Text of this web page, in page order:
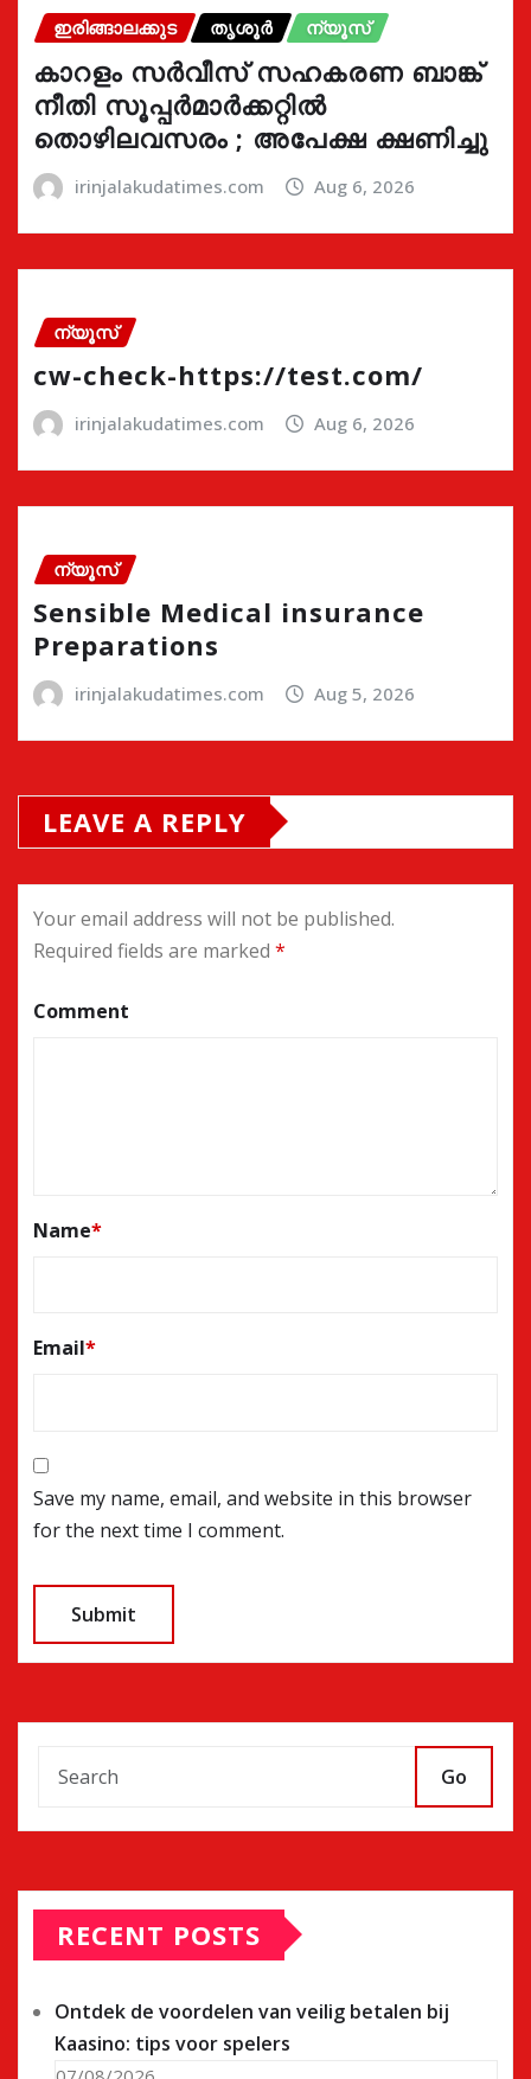
ഇരിങ്ങാലക്കുട തൃശൂർ ന്യൂസ്
കാറളം സർവീസ് സഹകരണ ബാങ്ക്
നീതി സൂപ്പർമാർക്കറ്റിൽ
തൊഴിലവസരം ; അപേക്ഷ ക്ഷണിച്ചു
irinjalakudatimes.com Aug 6, 2026
ന്യൂസ്
cw-check-https://test.com/
irinjalakudatimes.com Aug 6, 2026
ന്യൂസ്
Sensible Medical insurance
Preparations
irinjalakudatimes.com Aug 5, 2026
LEAVE A REPLY
Your email address will not be published.
Required fields are marked *
Comment
Name*
Email*
Save my name, email, and website in this browser
for the next time I comment.
Go
RECENT POSTS
Ontdek de voordelen van veilig betalen bij
Kaasino: tips voor spelers